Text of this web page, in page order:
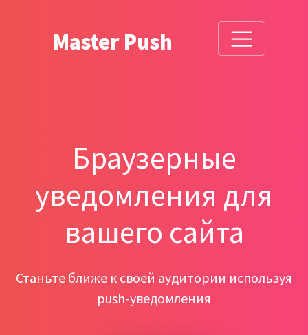
Master Push
Браузерные
уведомления для
вашего сайта
Станьте ближе к своей аудитории используя
push-уведомления